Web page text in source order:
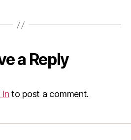
a Reply
in to post a comment.